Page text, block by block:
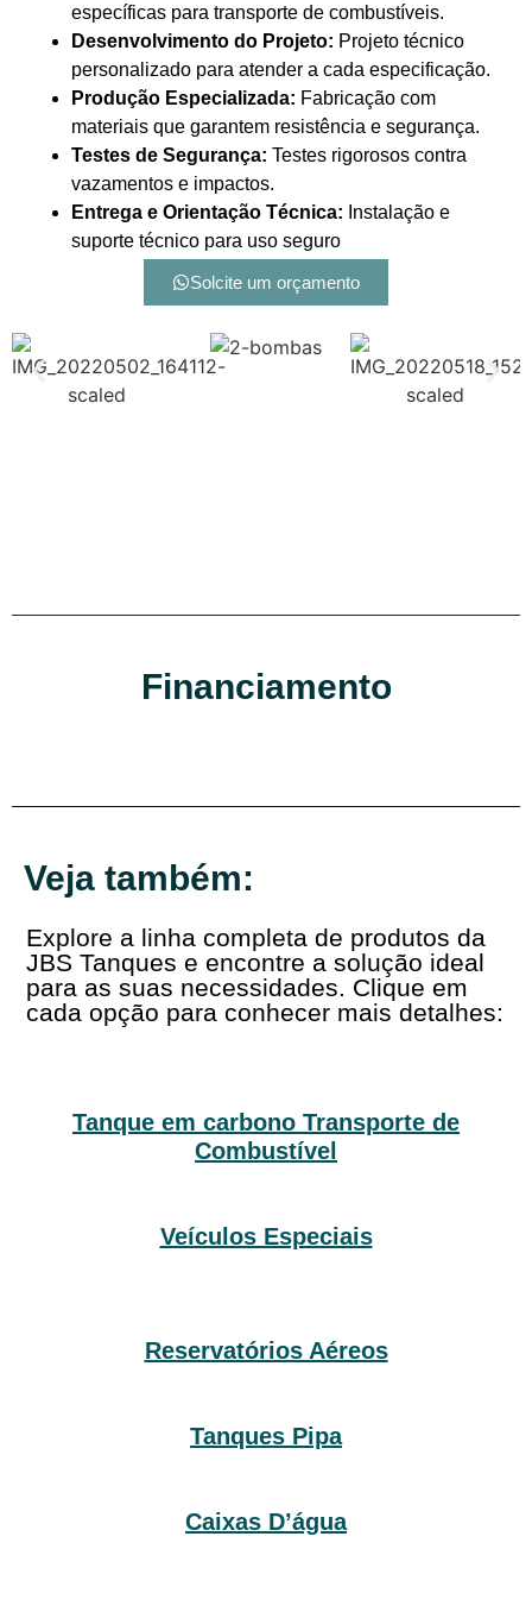
específicas para transporte de combustíveis.
Desenvolvimento do Projeto: Projeto técnico
personalizado para atender a cada especificação.
Produção Especializada: Fabricação com
materiais que garantem resistência e segurança.
Testes de Segurança: Testes rigorosos contra
vazamentos e impactos.
Entrega e Orientação Técnica: Instalação e
suporte técnico para uso seguro
Solcite um orçamento
Financiamento
Veja também:
Explore a linha completa de produtos da
JBS Tanques e encontre a solução ideal
para as suas necessidades. Clique em
cada opção para conhecer mais detalhes:
Tanque em carbono Transporte de
Combustível
Veículos Especiais
Reservatórios Aéreos
Tanques Pipa
Caixas D’água